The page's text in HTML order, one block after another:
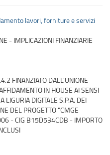
lavori, forniture e servizi
- IMPLICAZIONI FINANZIARIE
FINANZIATO DALL'UNIONE
IN HOUSE AI SENSI
DIGITALE S.P.A. DEI
DEL PROGETTO "CMGE
- CIG B15D534CDB - IMPORTO